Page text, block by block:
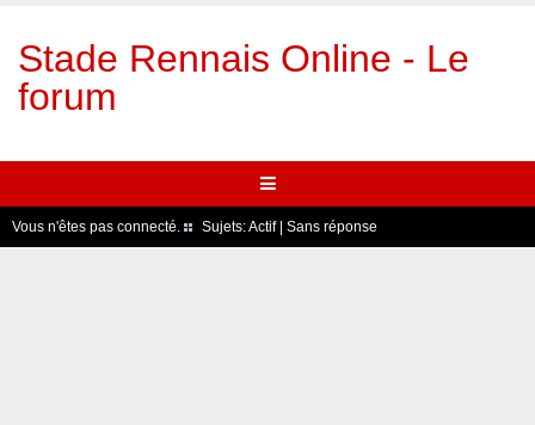
Stade Rennais Online - Le
forum
Vous n'êtes pas connecté. Sujets:Actif| Sans réponse